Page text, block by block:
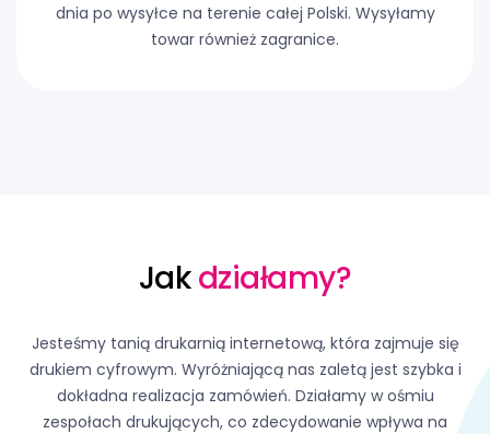
dnia po wysyłce na terenie całej Polski. Wysyłamy
towar również zagranice.
Jakdziałamy?
Jesteśmy tanią drukarnią internetową, która zajmuje się
drukiem cyfrowym. Wyróżniającą nas zaletą jest szybka i
dokładna realizacja zamówień. Działamy w ośmiu
zespołach drukujących, co zdecydowanie wpływa na